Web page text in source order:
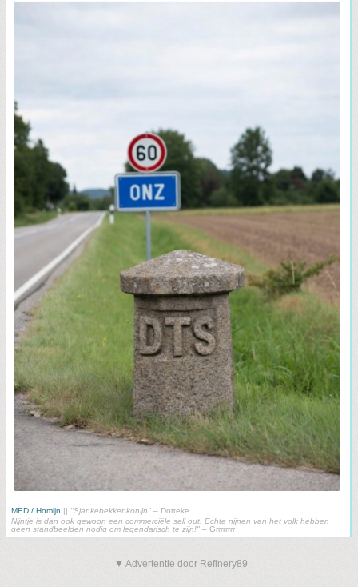
MED / Homijn || "Sjankebekkenkonijn" – Dotteke
Nijntje is dan ook gewoon een commerciële sell out. Echte nijnen van het volk hebben
geen standbeelden nodig om legendarisch te zijn!" – Grrrrrrrr
▼ Advertentie door Refinery89